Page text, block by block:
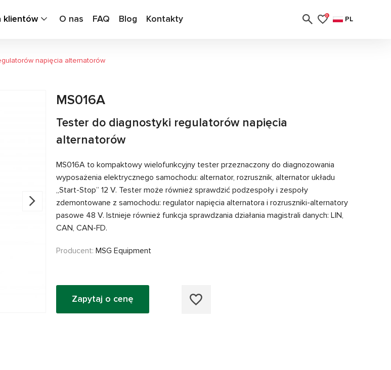
klientów O nas FAQ Blog Kontakty 0 PL
napięcia alternatorów
MS016A
Tester do diagnostyki regulatorów napięcia
alternatorów
MS016A to kompaktowy wielofunkcyjny tester przeznaczony do diagnozowania
wyposażenia elektrycznego samochodu: alternator, rozrusznik, alternator układu
„Start-Stop” 12 V. Tester może również sprawdzić podzespoły i zespoły
zdemontowane z samochodu: regulator napięcia alternatora i rozruszniki-alternatory
pasowe 48 V. Istnieje również funkcja sprawdzania działania magistrali danych: LIN,
CAN, CAN-FD.
Producent: MSG Equipment
Zapytaj o cenę